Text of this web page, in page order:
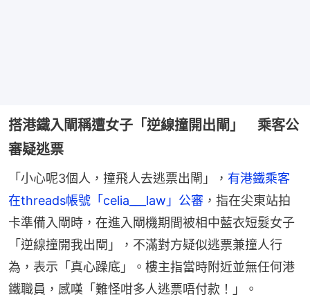
搭港鐵入閘稱遭女子「逆線撞開出閘」 乘客公
審疑逃票
「小心呢3個人，撞飛人去逃票出閘」， 有港鐵乘客
在threads帳號「celia___law」公審 ，指在尖東站拍
卡準備入閘時，在進入閘機期間被相中藍衣短髮女子
「逆線撞開我出閘」，不滿對方疑似逃票兼撞人行
為，表示「真心躁底」。樓主指當時附近並無任何港
鐵職員，感嘆「難怪咁多人逃票唔付款！」。